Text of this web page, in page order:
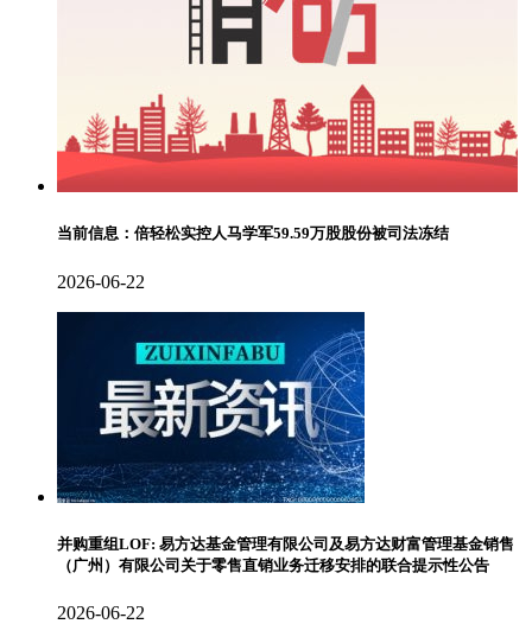
当前信息：倍轻松实控人马学军59.59万股股份被司法冻结
2026-06-22
并购重组LOF: 易方达基金管理有限公司及易方达财富管理基金销售
（广州）有限公司关于零售直销业务迁移安排的联合提示性公告
2026-06-22